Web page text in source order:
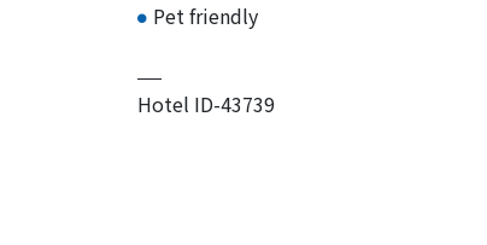
Pet friendly
Hotel ID-43739